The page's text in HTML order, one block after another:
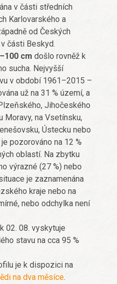
v části středních
Karlovarského a
od Českých
části Beskyd.
cm došlo rovněž k
sucha. Nejvyšší
v období 1961–2015 –
už na 31 % území, a
Jihočeského
Moravy, na Vsetínsku,
Ústecku nebo
pozorováno na 12 %
oblastí. Na zbytku
výrazné (27 %) nebo
je zaznamenána
kraje nebo na
nebo odchylka není
02. 08. vyskytuje
stavu na cca 95 %
je k dispozici na
na dva měsíce.